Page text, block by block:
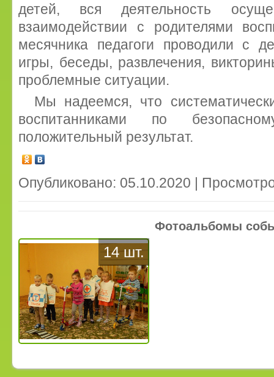
детей, вся деятельность
взаимодействии с родителями
месячника педагоги проводили с
игры, беседы, развлечения,
проблемные ситуации.
Мы надеемся, что
воспитанниками по
положительный результат.
Опубликовано: 05.10.2020 |
Фотоальбомы
14 шт.